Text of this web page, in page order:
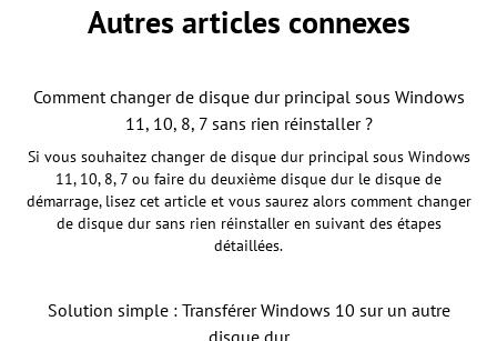
Autres articles connexes
Comment changer de disque dur principal sous Windows
11, 10, 8, 7 sans rien réinstaller ?
Si vous souhaitez changer de disque dur principal sous Windows
11, 10, 8, 7 ou faire du deuxième disque dur le disque de
démarrage, lisez cet article et vous saurez alors comment changer
de disque dur sans rien réinstaller en suivant des étapes
détaillées.
Solution simple : Transférer Windows 10 sur un autre